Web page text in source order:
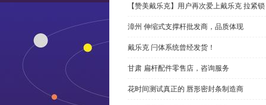
【赞美戴乐克】用户再次爱上戴乐克 拉紧锁
漳州 伸缩式支撑杆批发商，品质体现
戴乐克 闩体系统曾经发货！
甘肃 扁杆配件零售店，咨询服务
花时间测试真正的 唇形密封条制造商